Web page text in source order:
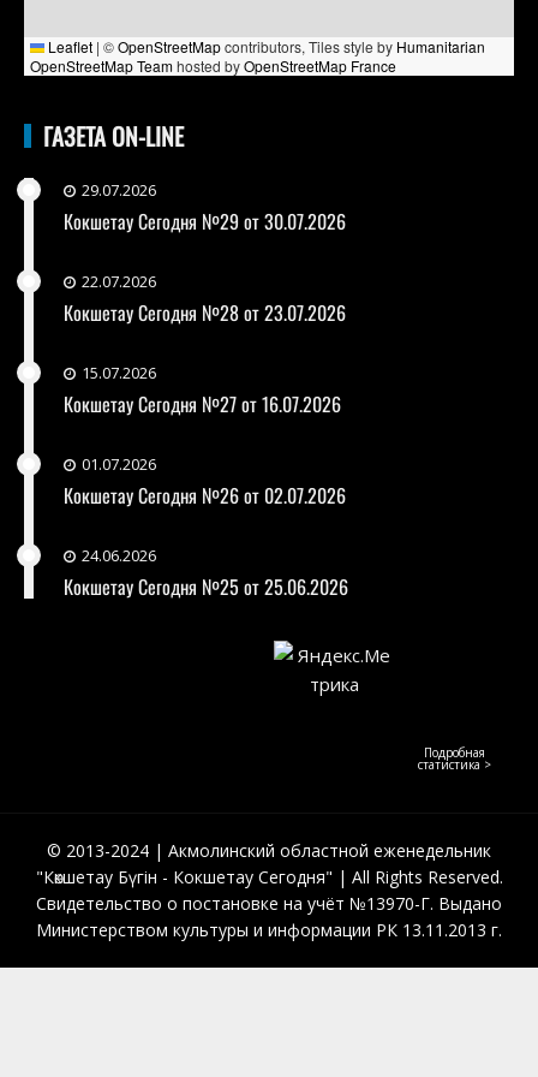
Leaflet | ©OpenStreetMapcontributors, Tiles style by Humanitarian
OpenStreetMap Teamhosted byOpenStreetMap France
ГАЗЕТА ON-LINE
29.07.2026
Кокшетау Сегодня №29 от 30.07.2026
22.07.2026
Кокшетау Сегодня №28 от 23.07.2026
15.07.2026
Кокшетау Сегодня №27 от 16.07.2026
01.07.2026
Кокшетау Сегодня №26 от 02.07.2026
24.06.2026
Кокшетау Сегодня №25 от 25.06.2026
Подробная
статистика >
© 2013-2024 | Акмолинский областной еженедельник
"Көкшетау Бүгін - Кокшетау Сегодня" | All Rights Reserved.
Свидетельство о постановке на учёт №13970-Г. Выдано
Министерством культуры и информации РК 13.11.2013 г.